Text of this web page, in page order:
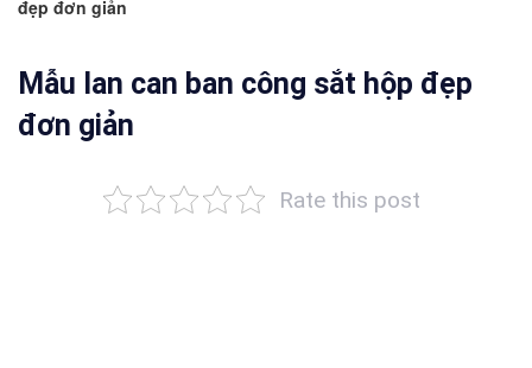
đẹp đơn giản
Mẫu lan can ban công sắt hộp đẹp
đơn giản
Rate this post